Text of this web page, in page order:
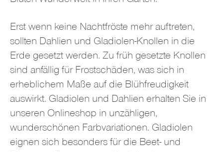
Erst wenn keine Nachtfröste mehr auftreten,
sollten Dahlien und Gladiolen-Knollen in die
Erde gesetzt werden. Zu früh gesetzte Knollen
sind anfällig für Frostschäden, was sich in
erheblichem Maße auf die Blühfreudigkeit
auswirkt. Gladiolen und Dahlien erhalten Sie in
unseren Onlineshop in unzähligen,
wunderschönen Farbvariationen. Gladiolen
eignen sich besonders für die Beet- und